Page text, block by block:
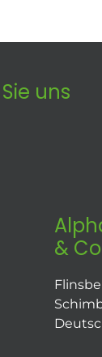
uns
&